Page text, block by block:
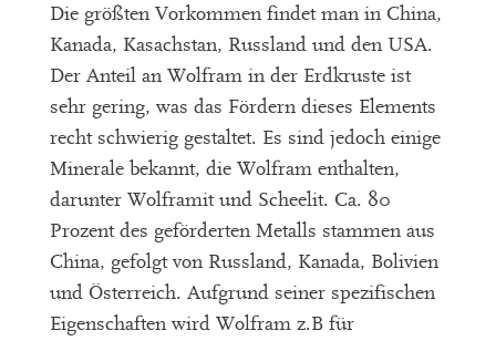
Die größten Vorkommen findet man in China,
Kanada, Kasachstan, Russland und den USA.
Der Anteil an Wolfram in der Erdkruste ist
sehr gering, was das Fördern dieses Elements
recht schwierig gestaltet. Es sind jedoch einige
Minerale bekannt, die Wolfram enthalten,
darunter Wolframit und Scheelit. Ca. 80
Prozent des geförderten Metalls stammen aus
China, gefolgt von Russland, Kanada, Bolivien
und Österreich. Aufgrund seiner spezifischen
Eigenschaften wird Wolfram z.B für